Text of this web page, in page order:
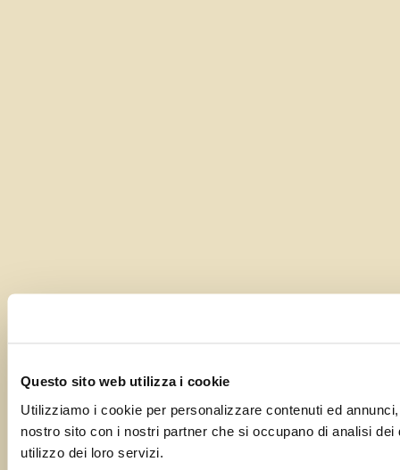
Questo sito web utilizza i cookie
Utilizziamo i cookie per personalizzare contenuti ed
nostro sito con i nostri partner che si occupano di analisi
utilizzo dei loro servizi.